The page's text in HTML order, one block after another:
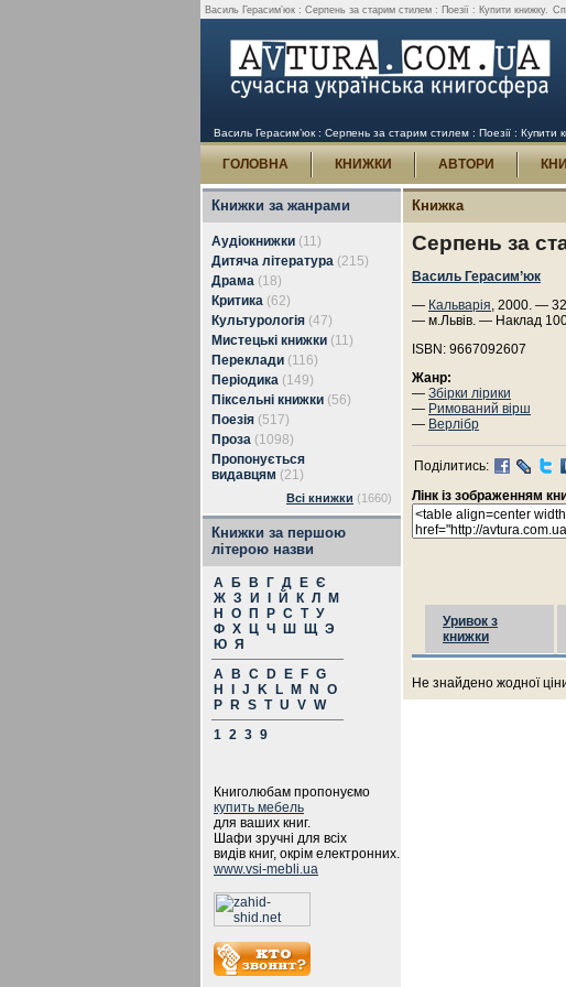
Василь Герасим’юк : Серпень за старим стилем : Поезії : Купити книжку.
Василь Герасим’юк : Серпень за старим стилем : Поезії : Купити
ГОЛОВНА КНИЖКИ АВТОРИ
Книжки за жанрами
Аудіокнижки (11)
Дитяча література (215)
Драма (18)
Критика (62)
Культурологія (47)
Мистецькі книжки (11)
Переклади (116)
Періодика (149)
Піксельні книжки (56)
Поезія (517)
Проза (1098)
Пропонується
видавцям (21)
Всі книжки (1660)
Книжки за першою
літерою назви
А Б В Г Д Е Є
Ж З И Й К Л
М
Н
О П Р С Т У
Ф Х Ц Ч Ш Щ Э
Ю Я
A
B C D E F G
H
J K L M N
O
P
R S T U V W
1 2 3 9
Книголюбам пропонуємо
купить мебель
для ваших книг.
Шафи зручні для всіх
видів книг, окрім електронних.
www.vsi-mebli.ua
Книжка
Серпень за
Василь Герасим’юк
— Кальварія, 2000. —
— м.Львів. — Наклад
ISBN: 9667092607
Жанр:
— Збірки лірики
— Римований вірш
— Верлібр
Поділитись:
Лінк із зображенням
Уривок з
книжки
Не знайдено жодної